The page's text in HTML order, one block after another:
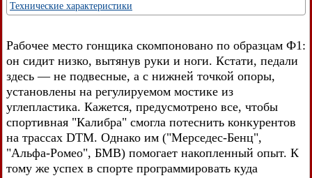
Технические характеристики
Рабочее место гонщика скомпоновано по образцам Ф1:
он сидит низко, вытянув руки и ноги. Кстати, педали
здесь — не подвесные, а с нижней точкой опоры,
установлены на регулируемом мостике из
углепластика. Кажется, предусмотрено все, чтобы
спортивная "Калибра" смогла потеснить конкурентов
на трассах DTM. Однако им ("Мерседес-Бенц",
"Альфа-Ромео", БМВ) помогает накопленный опыт. К
тому же успех в спорте программировать куда